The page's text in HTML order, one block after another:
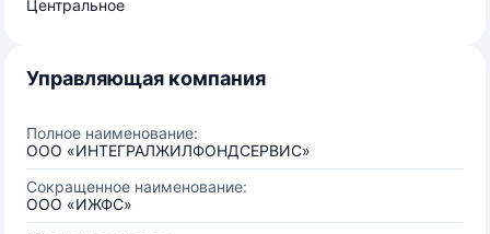
Центральное
Управляющая компания
Полное наименование:
ООО «ИНТЕГРАЛЖИЛФОНДСЕРВИС»
Сокращенное наименование:
ООО «ИЖФС»